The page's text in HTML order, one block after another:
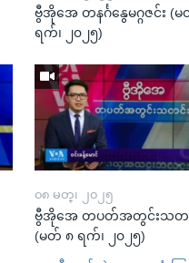
ဗွီအိုအေ တနင်္ဂနွေမဂ္ဂဇင်း (
ရက်၊ ၂၀၂၅)
၀၈ မတ္၊ ၂၀၂၅
ဗွီအိုအေ တပတ်အတွင်းသတ
(မတ် ၈ ရက်၊ ၂၀၂၅)